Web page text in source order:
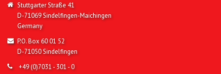
Stuttgarter Straße 41
D-71069 Sindelfingen-Maichingen
Germany
P.O. Box 60 01 52
D-71050 Sindelfingen
+49 (0)7031 - 301 - 0